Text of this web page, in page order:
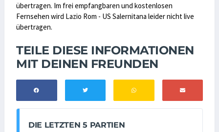
übertragen. Im frei empfangbaren und kostenlosen
Fernsehen wird Lazio Rom - US Salernitana leider nicht live
übertragen.
TEILE DIESE INFORMATIONEN
MIT DEINEN FREUNDEN
DIE LETZTEN 5 PARTIEN